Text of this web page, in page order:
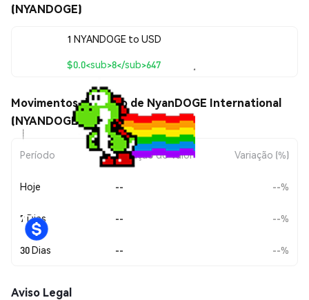
(NYANDOGE)
1 NYANDOGE to USD
$0.0<sub>8</sub>647
Movimentos de preço de NyanDOGE International
(NYANDOGE)
Período Variação do Valor Variação (%)
Hoje -- --%
7 Dias -- --%
30 Dias -- --%
Aviso Legal